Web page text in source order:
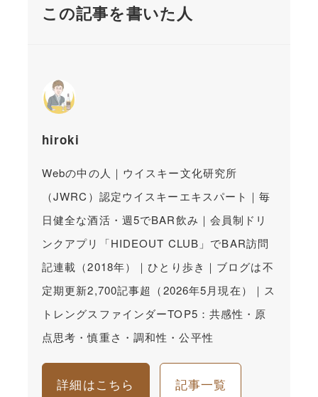
この記事を書いた人
hiroki
Webの中の人｜ウイスキー文化研究所
（JWRC）認定ウイスキーエキスパート｜毎
日健全な酒活・週5でBAR飲み｜会員制ドリ
ンクアプリ「HIDEOUT CLUB」でBAR訪問
記連載（2018年）｜ひとり歩き｜ブログは不
定期更新2,700記事超（2026年5月現在）｜ス
トレングスファインダーTOP5：共感性・原
点思考・慎重さ・調和性・公平性
詳細はこちら 記事一覧